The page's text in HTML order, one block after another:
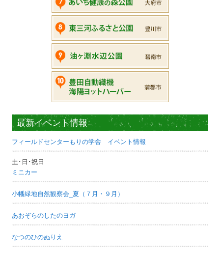
最新イベント情報
フィールドセンターもりの学舎 イベント情報
土･日･祝日
ミニカー
小幡緑地自然観察会_夏（７月・９月）
あおぞらのしたのヨガ
なつのひのぬりえ